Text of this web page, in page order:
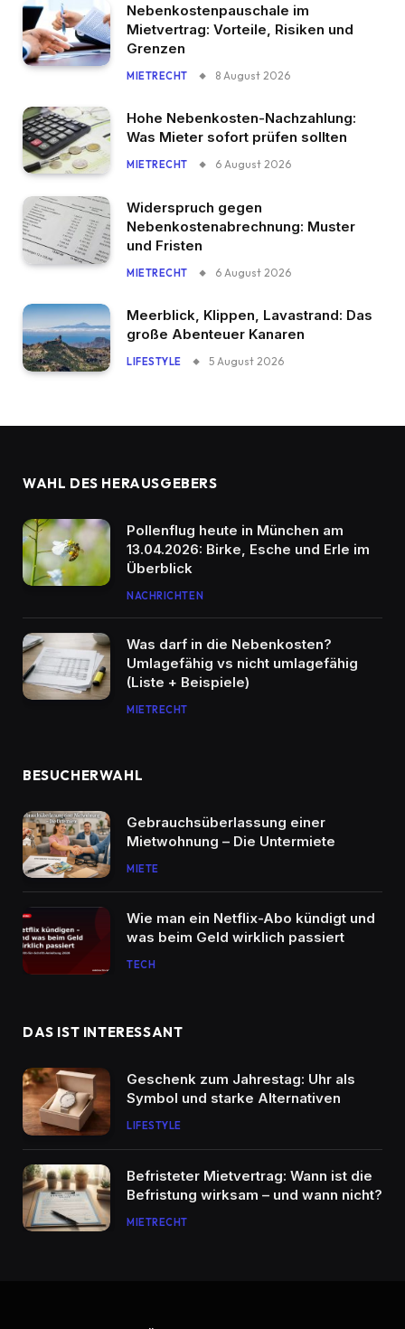
Nebenkostenpauschale im
Mietvertrag: Vorteile, Risiken und
Grenzen
MIETRECHT 8 August 2026
Hohe Nebenkosten-Nachzahlung:
Was Mieter sofort prüfen sollten
MIETRECHT 6 August 2026
Widerspruch gegen
Nebenkostenabrechnung: Muster
und Fristen
MIETRECHT 6 August 2026
Meerblick, Klippen, Lavastrand: Das
große Abenteuer Kanaren
LIFESTYLE 5 August 2026
WAHL DES HERAUSGEBERS
Pollenflug heute in München am
13.04.2026: Birke, Esche und Erle im
Überblick
NACHRICHTEN
Was darf in die Nebenkosten?
Umlagefähig vs nicht umlagefähig
(Liste + Beispiele)
MIETRECHT
BESUCHERWAHL
Gebrauchsüberlassung einer
Mietwohnung – Die Untermiete
MIETE
Wie man ein Netflix-Abo kündigt und
was beim Geld wirklich passiert
TECH
DAS IST INTERESSANT
Geschenk zum Jahrestag: Uhr als
Symbol und starke Alternativen
LIFESTYLE
Befristeter Mietvertrag: Wann ist die
Befristung wirksam – und wann nicht?
MIETRECHT